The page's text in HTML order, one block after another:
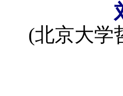
(北京大学